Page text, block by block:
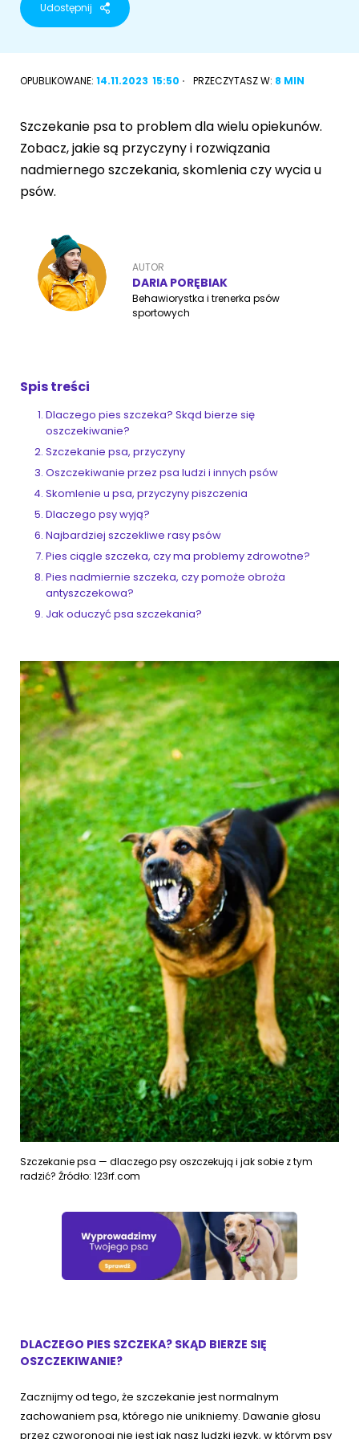
RASY PSÓW
Sznaucer miniaturowy
Golden retriever
Buldog francuski
Owczarek niemiecki
Wyszukiwarka ras psów
ZoociaLove News
Kot perski
Kot rosyjski niebieski
Udostępnij
OPUBLIKOWANE: 14.11.2023 15:50 PRZECZYTASZ W: 8 MIN
Szczekanie psa to problem dla wielu opiekunów.
Zobacz, jakie są przyczyny i rozwiązania
nadmiernego szczekania, skomlenia czy wycia u
psów.
AUTOR
DARIA PORĘBIAK
Behawiorystka i trenerka psów
sportowych
Spis treści
Dlaczego pies szczeka? Skąd bierze się
oszczekiwanie?
Szczekanie psa, przyczyny
Oszczekiwanie przez psa ludzi i innych psów
Skomlenie u psa, przyczyny piszczenia
Dlaczego psy wyją?
Najbardziej szczekliwe rasy psów
Pies ciągle szczeka, czy ma problemy zdrowotne?
Pies nadmiernie szczeka, czy pomoże obroża
antyszczekowa?
Jak oduczyć psa szczekania?
Szczekanie psa — dlaczego psy oszczekują i jak sobie z tym
radzić? Źródło: 123rf.com
DLACZEGO PIES SZCZEKA? SKĄD BIERZE SIĘ
OSZCZEKIWANIE?
Zacznijmy od tego, że szczekanie jest normalnym
zachowaniem psa, którego nie unikniemy. Dawanie głosu
przez czworonogi nie jest jak nasz ludzki język, w którym psy